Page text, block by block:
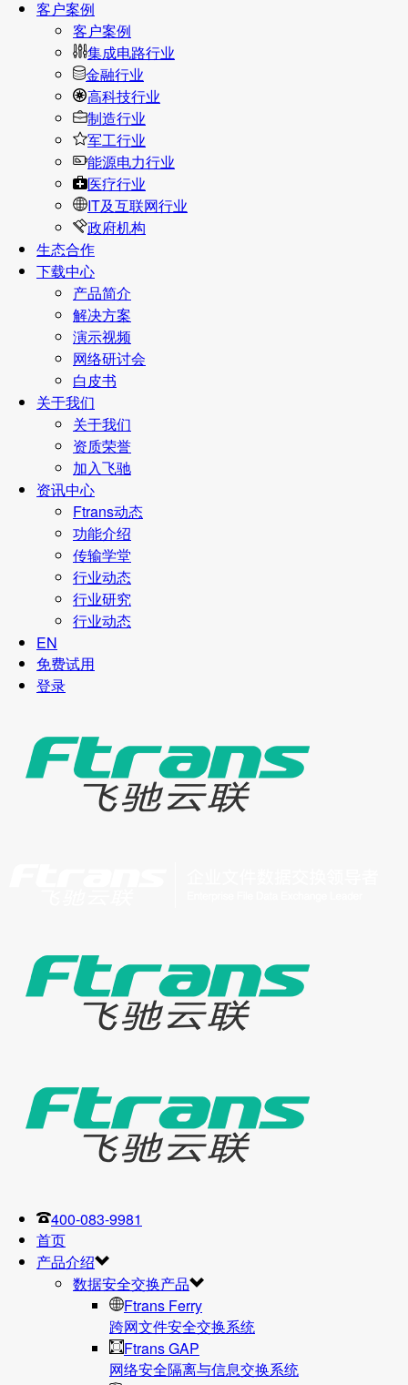
客户案例
客户案例
集成电路行业
金融行业
高科技行业
制造行业
军工行业
能源电力行业
医疗行业
IT及互联网行业
政府机构
生态合作
下载中心
产品简介
解决方案
演示视频
网络研讨会
白皮书
关于我们
关于我们
资质荣誉
加入飞驰
资讯中心
Ftrans动态
功能介绍
传输学堂
行业动态
行业研究
行业动态
EN
免费试用
登录
400-083-9981
首页
产品介绍
数据安全交换产品
Ftrans Ferry
跨网文件安全交换系统
Ftrans GAP
网络安全隔离与信息交换系统